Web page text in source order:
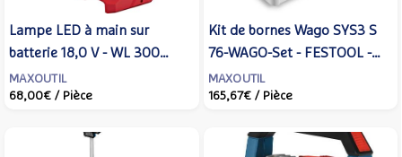
Lampe LED à main sur
batterie 18,0 V - WL 300
18.0 - FLEX - 513075
MAXOUTIL
68,00€ / Pièce
Kit de bornes Wago SYS3 S
76-WAGO-Set - FESTOOL -
578118
MAXOUTIL
165,67€ / Pièce